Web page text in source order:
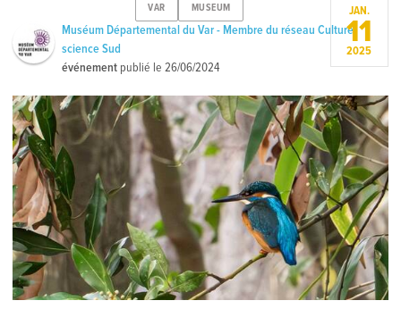
VAR MUSEUM
Muséum Départemental du Var - Membre du réseau Culture
science Sud
événement publié le26/06/2024
JAN.
11
2025